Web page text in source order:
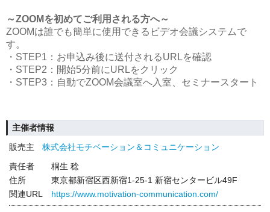
～ZOOMを初めてご利用される方へ～
ZOOMは誰でも簡単に使用できるビデオ会議システムで
す。
・STEP1：お申込み後に送付されるURLを確認
・STEP2：開始5分前にURLをクリック
・STEP3：自動でZOOM会議室へ入室、セミナースタート
主催者情報
販売主
株式会社モチベーション＆コミュニケーション
責任者
桐生 稔
住所
東京都新宿区西新宿1-25-1 新宿センタービル49F
関連URL
https://www.motivation-communication.com/